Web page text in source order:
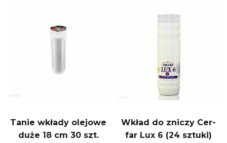
Tanie wkłady olejowe
duże 18 cm 30 szt.
Wkład do zniczy Cer-
far Lux 6 (24 sztuki)